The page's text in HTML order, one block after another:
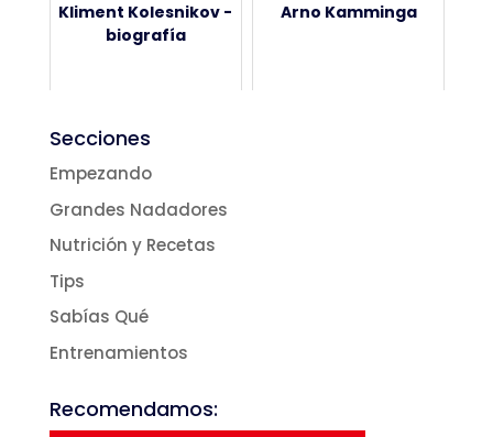
Kliment Kolesnikov -
biografía
Arno Kamminga
Secciones
Empezando
Grandes Nadadores
Nutrición y Recetas
Tips
Sabías Qué
Entrenamientos
Recomendamos: